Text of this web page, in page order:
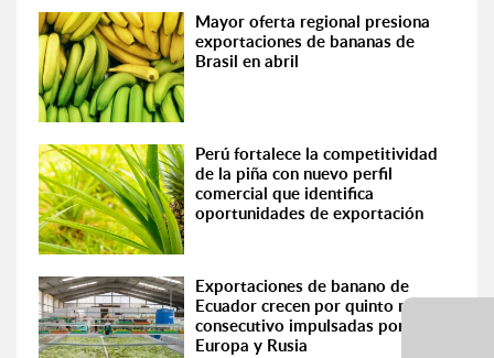
Mayor oferta regional presiona
exportaciones de bananas de
Brasil en abril
Perú fortalece la competitividad
de la piña con nuevo perfil
comercial que identifica
oportunidades de exportación
Exportaciones de banano de
Ecuador crecen por quinto mes
consecutivo impulsadas por
Europa y Rusia